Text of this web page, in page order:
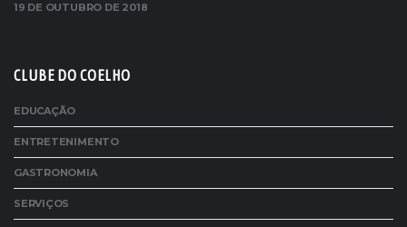
19 DE OUTUBRO DE 2018
CLUBE DO COELHO
EDUCAÇÃO
ENTRETENIMENTO
GASTRONOMIA
SERVIÇOS